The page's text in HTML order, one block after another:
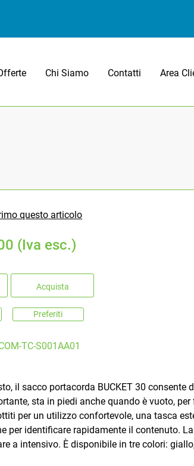
Chi Siamo Contatti Area
questo articolo
(Iva esc.)
Acquista
Preferiti
TC-S001AA01
il sacco portacorda BUCKET 30
sta in piedi anche quando è vuoto,
per un utilizzo confortevole, una tasca
per identificare rapidamente il contenuto.
a intensivo. È disponibile in tre colori: